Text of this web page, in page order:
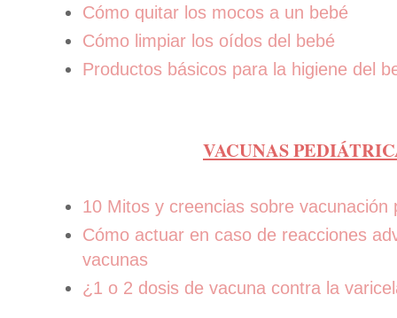
Cómo quitar los mocos a un bebé
Cómo limpiar los oídos del bebé
Productos básicos para la higiene del
VACUNAS
10 Mitos y creencias sobre vacunación
Cómo actuar en caso de reacciones
vacunas
¿1 o 2 dosis de vacuna contra la